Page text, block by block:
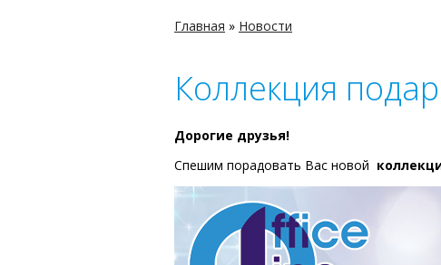
Главная » Новости
Коллекция
Дорогие друзья!
Спешим порадовать Вас новой